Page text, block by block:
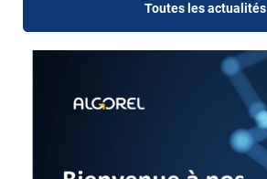
Toutes les actualités